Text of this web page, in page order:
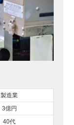
製造業
3億円
40代